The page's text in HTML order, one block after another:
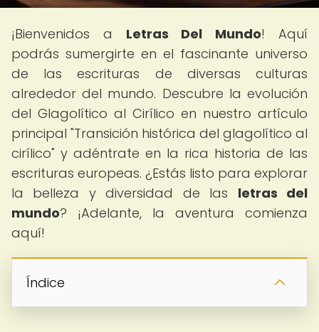
¡Bienvenidos a Letras Del Mundo! Aquí
podrás sumergirte en el fascinante universo
de las escrituras de diversas culturas
alrededor del mundo. Descubre la evolución
del Glagolítico al Cirílico en nuestro artículo
principal "Transición histórica del glagolítico al
cirílico" y adéntrate en la rica historia de las
escrituras europeas. ¿Estás listo para explorar
la belleza y diversidad de las letras del
mundo? ¡Adelante, la aventura comienza
aquí!
Índice